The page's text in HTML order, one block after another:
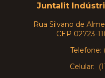
Juntalit
Rua Silvano de
CEP 02723-
Telefone:
Celular: